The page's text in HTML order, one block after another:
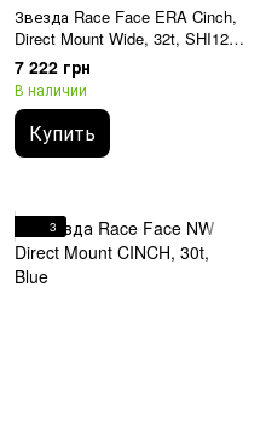
Звезда Race Face ERA Cinch,
Direct Mount Wide, 32t, SHI12
Chainring
7 222 грн
В наличии
Купить
3